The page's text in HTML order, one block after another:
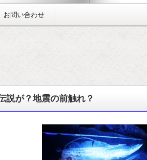
お問い合わせ
説が？地震の前触れ？